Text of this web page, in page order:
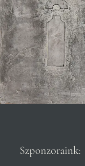
Szponzoraink: